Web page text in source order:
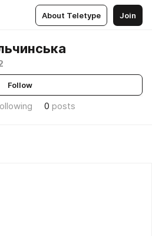
About Teletype Join
Follow
0 posts